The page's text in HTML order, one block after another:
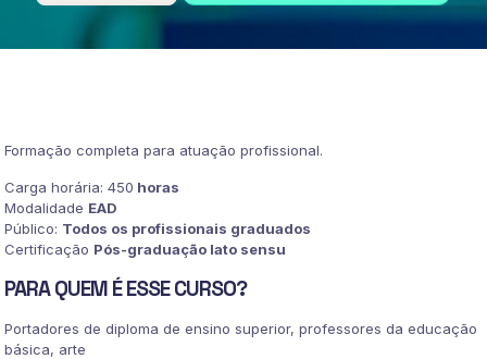
Formação completa para atuação profissional.
Carga horária: 450 horas
Modalidade EAD
Público: Todos os profissionais graduados
Certificação Pós-graduação lato sensu
PARA QUEM É ESSE CURSO?
Portadores de diploma de ensino superior, professores da educação
básica, arte